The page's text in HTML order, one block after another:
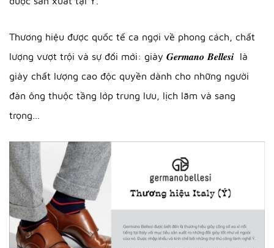
Thương hiệu được quốc tế ca ngợi về phong cách, chất
lượng vượt trội và sự đổi mới: giày 𝑮𝒆𝒓𝒎𝒂𝒏𝒐 𝑩𝒆𝒍𝒍𝒆𝒔𝒊 là
giày chất lượng cao độc quyền dành cho những người
đàn ông thuộc tầng lớp trung lưu, lịch lãm và sang
trọng…